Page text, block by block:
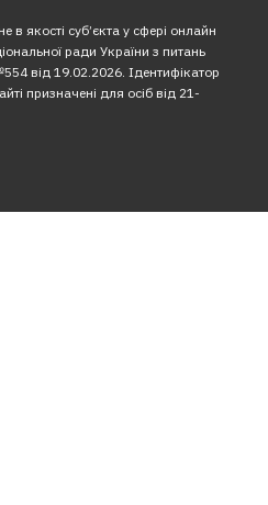
якості суб’єкта у сфері онлайн
ради України з питань
від 19.02.2026. Ідентифікатор
призначені для осіб від 21-